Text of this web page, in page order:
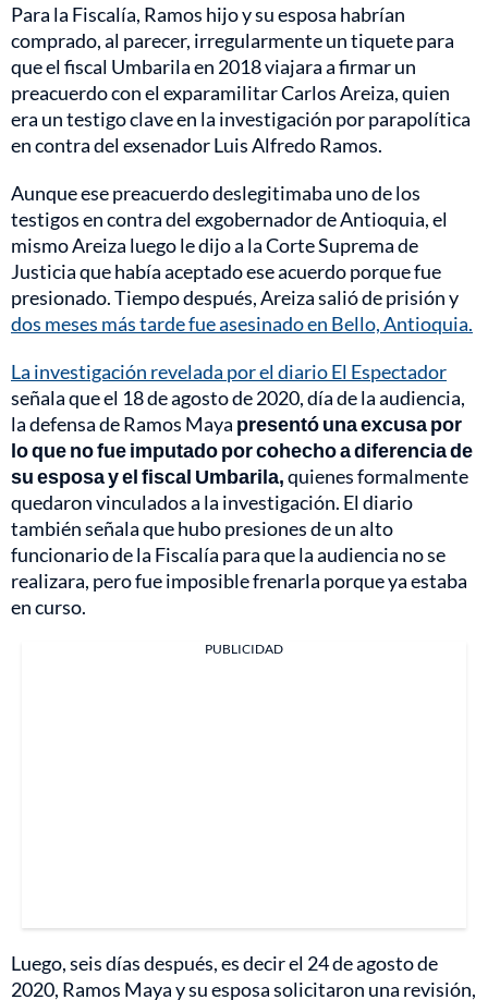
Para la Fiscalía, Ramos hijo y su esposa habrían
comprado, al parecer, irregularmente un tiquete para
que el fiscal Umbarila en 2018 viajara a firmar un
preacuerdo con el exparamilitar Carlos Areiza, quien
era un testigo clave en la investigación por parapolítica
en contra del exsenador Luis Alfredo Ramos.
Aunque ese preacuerdo deslegitimaba uno de los
testigos en contra del exgobernador de Antioquia, el
mismo Areiza luego le dijo a la Corte Suprema de
Justicia que había aceptado ese acuerdo porque fue
presionado. Tiempo después, Areiza salió de prisión y
dos meses más tarde fue asesinado en Bello, Antioquia.
La investigación revelada por el diario El Espectador
señala que el 18 de agosto de 2020, día de la audiencia,
la defensa de Ramos Maya presentó una excusa por
lo que no fue imputado por cohecho a diferencia de
su esposa y el fiscal Umbarila,quienes formalmente
quedaron vinculados a la investigación. El diario
también señala que hubo presiones de un alto
funcionario de la Fiscalía para que la audiencia no se
realizara, pero fue imposible frenarla porque ya estaba
en curso.
PUBLICIDAD
Luego, seis días después, es decir el 24 de agosto de
2020, Ramos Maya y su esposa solicitaron una revisión,